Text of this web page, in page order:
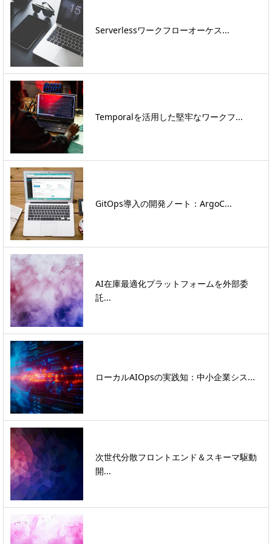
Serverlessワークフローオーケス...
Temporalを活用した堅牢なワークフ...
GitOps導入の開発ノート：ArgoC...
AI在庫最適化プラットフォームを外部委
託...
ローカルAIOpsの実践知：中小企業シス...
次世代分散フロントエンド＆スキーマ駆動
開...